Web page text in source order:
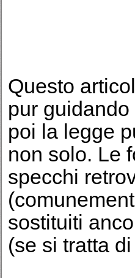
Questo
pur
poi la legge
non solo. Le
specchi
sostituiti
(se si tratta